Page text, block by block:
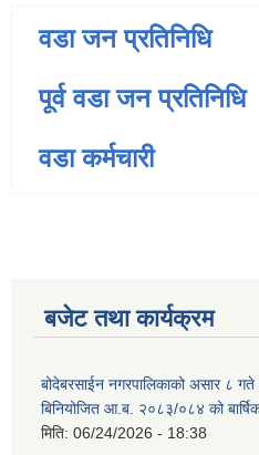
वडा जन प्रतिनिधि
पूर्व वडा जन प्रतिनिधि
वडा कर्मचारी
बजेट तथा कार्यक्रम
बोदेबरसाईन नगरपालिकाको असार ८
बिनियोजित आ.ब. २०८३/०८४ को
मिति: 06/24/2026 - 18:38